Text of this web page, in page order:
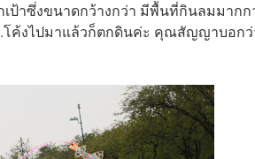
ป้าซึ่งขนาดกว้างกว่า มีพื้นที่กินลมมาก
โค้งไปมาแล้วก็ตกดินค่ะ คุณสัญญาบอกว่